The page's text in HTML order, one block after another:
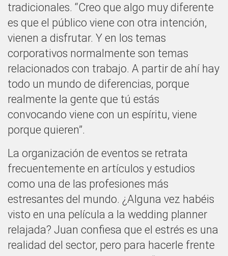
tradicionales. “Creo que algo muy diferente
es que el público viene con otra intención,
vienen a disfrutar. Y en los temas
corporativos normalmente son temas
relacionados con trabajo. A partir de ahí hay
todo un mundo de diferencias, porque
realmente la gente que tú estás
convocando viene con un espíritu, viene
porque quieren”.
La organización de eventos se retrata
frecuentemente en artículos y estudios
como una de las profesiones más
estresantes del mundo. ¿Alguna vez habéis
visto en una película a la wedding planner
relajada? Juan confiesa que el estrés es una
realidad del sector, pero para hacerle frente